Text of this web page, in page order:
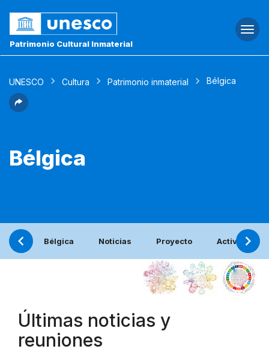
Patrimonio Cultural Inmaterial
UNESCO Cultura Patrimonio inmaterial Bélgica
Bélgica
Bélgica Noticias Proyecto Actividades
Últimas noticias y
reuniones